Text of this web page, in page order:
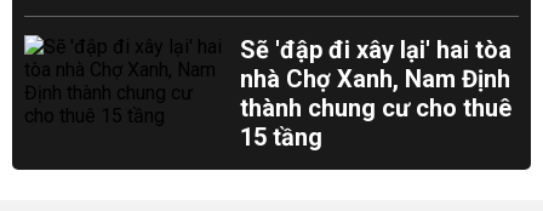
Sẽ 'đập đi xây lại' hai tòa
nhà Chợ Xanh, Nam Định
thành chung cư cho thuê
15 tầng